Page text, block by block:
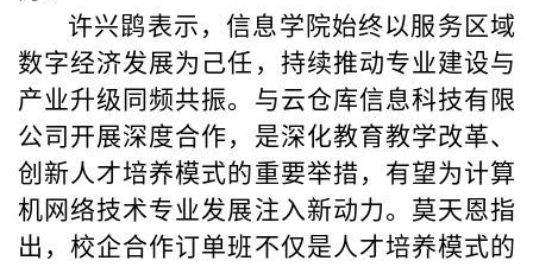
许兴鹍表示，信息学院始终以服务区域
数字经济发展为己任，持续推动专业建设与
产业升级同频共振。与云仓库信息科技有限
公司开展深度合作，是深化教育教学改革、
创新人才培养模式的重要举措，有望为计算
机网络技术专业发展注入新动力。莫天恩指
出，校企合作订单班不仅是人才培养模式的